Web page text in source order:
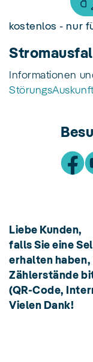
kostenlos - nur
Informationen
Liebe Kunden,
falls Sie eine
erhalten haben,
Zählerstände
(QR-Code,
Vielen Dank!